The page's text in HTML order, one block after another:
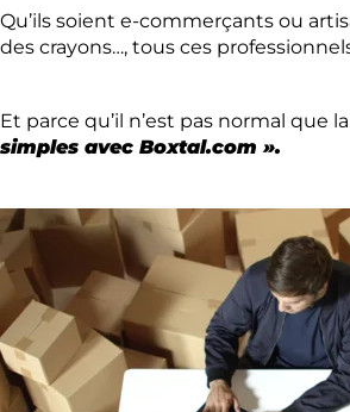
Qu’ils soient e-commerçants ou
des crayons…, tous ces
Et parce qu’il n’est pas normal
simples avec Boxtal.com ».